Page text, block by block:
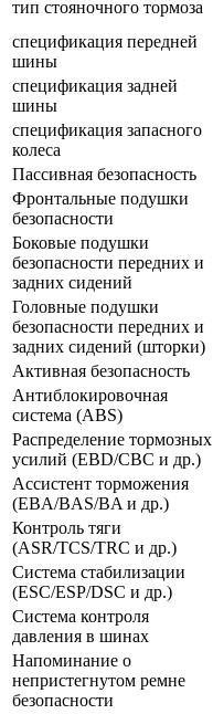
тип стояночного тормоза
спецификация передней
шины
спецификация задней
шины
спецификация запасного
колеса
Пассивная безопасность
Фронтальные подушки
безопасности
Боковые подушки
безопасности передних и
задних сидений
Головные подушки
безопасности передних и
задних сидений (шторки)
Активная безопасность
Антиблокировочная
система (ABS)
Распределение тормозных
усилий (EBD/CBC и др.)
Ассистент торможения
(EBA/BAS/BA и др.)
Контроль тяги
(ASR/TCS/TRC и др.)
Система стабилизации
(ESC/ESP/DSC и др.)
Система контроля
давления в шинах
Напоминание о
непристегнутом ремне
безопасности